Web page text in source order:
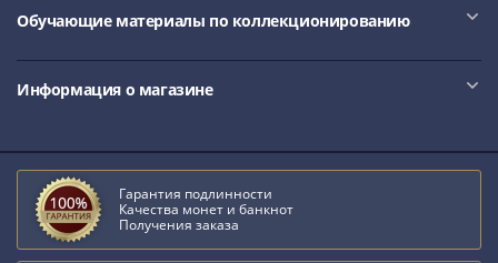
Обучающие материалы по коллекционированию
Информация о магазине
Гарантия подлинности
Качества монет и банкнот
Получения заказа